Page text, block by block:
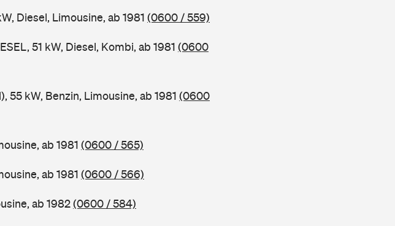
Diesel, Limousine, ab 1981 (0600 / 559)
51 kW, Diesel, Kombi, ab 1981 (0600
55 kW, Benzin, Limousine, ab 1981 (0600
ab 1981 (0600 / 565)
ab 1981 (0600 / 566)
ab 1982(0600 / 584)